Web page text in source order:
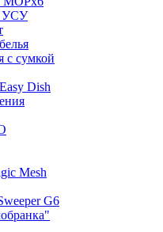
УСУ
с сумкой
Dish
Mesh
G6